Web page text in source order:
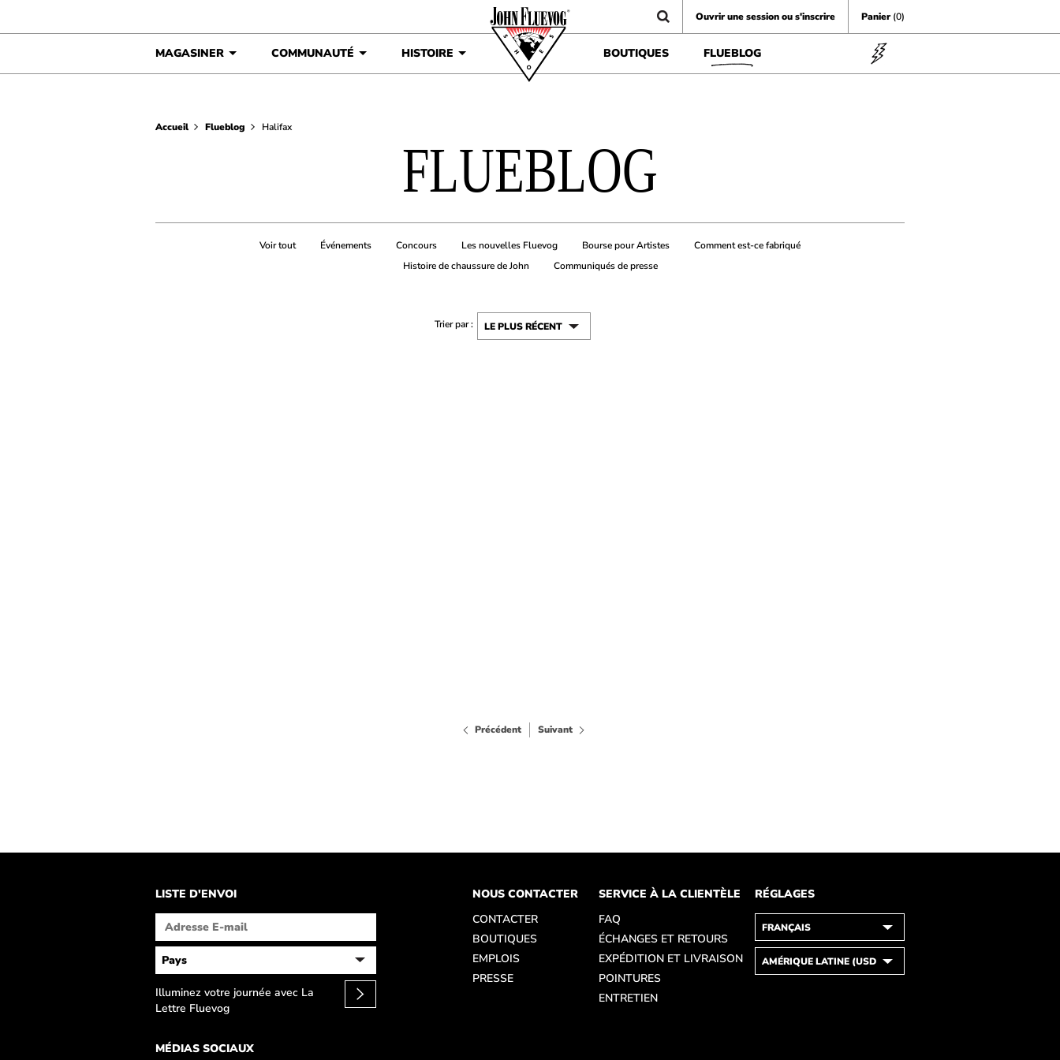
Ouvrir une session ou s'inscrire Panier(0)
MAGASINER COMMUNAUTÉ HISTOIRE BOUTIQUES FLUEBLOG
Accueil Flueblog Halifax
FLUEBLOG
Voir tout Événements Concours Les nouvelles Fluevog Bourse pour Artistes
Comment est-ce fabriqué
Histoire de chaussure de John
Communiqués de presse
Trier par :
Précédent Suivant
LISTE D'ENVOI
Illuminez votre journée avec La
Lettre Fluevog
MÉDIAS SOCIAUX
NOUS CONTACTER
CONTACTER
BOUTIQUES
EMPLOIS
PRESSE
SERVICE À LA CLIENTÈLE
FAQ
ÉCHANGES ET RETOURS
EXPÉDITION ET LIVRAISON
POINTURES
ENTRETIEN
RÉGLAGES